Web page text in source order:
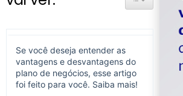
Se você deseja entender as
vantagens e desvantagens do
plano de negócios, esse artigo
foi feito para você. Saiba mais!